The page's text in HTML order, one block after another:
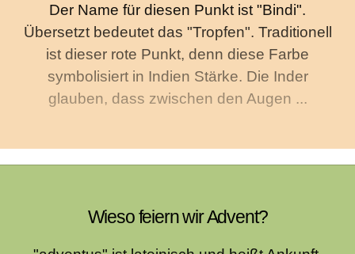
Der Name für diesen Punkt ist "Bindi".
Übersetzt bedeutet das "Tropfen". Traditionell
ist dieser rote Punkt, denn diese Farbe
symbolisiert in Indien Stärke. Die Inder
glauben, dass zwischen den Augen ...
Wieso feiern wir Advent?